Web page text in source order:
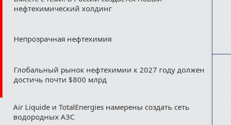
нефтехимический холдинг
Непрозрачная нефтехимия
Глобальный рынок нефтехимии к 2027 году должен
достичь почти $800 млрд
Air Liquide и TotalEnergies намерены создать сеть
водородных АЗС